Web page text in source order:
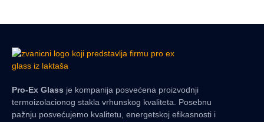
Pro-Ex Glass je kompanija posvećena proizvodnji
termoizolacionog stakla vrhunskog kvaliteta. Posebnu
pažnju posvećujemo kvalitetu, energetskoj efikasnosti i